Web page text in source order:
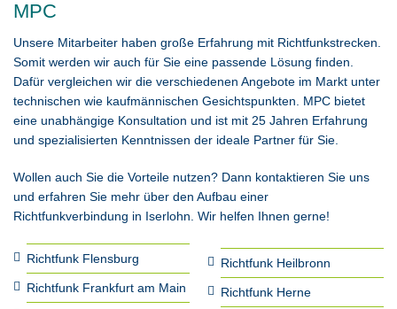
MPC
Unsere Mitarbeiter haben große Erfahrung mit Richtfunkstrecken.
Somit werden wir auch für Sie eine passende Lösung finden.
Dafür vergleichen wir die verschiedenen Angebote im Markt unter
technischen wie kaufmännischen Gesichtspunkten. MPC bietet
eine unabhängige Konsultation und ist mit 25 Jahren Erfahrung
und spezialisierten Kenntnissen der ideale Partner für Sie.
Wollen auch Sie die Vorteile nutzen? Dann kontaktieren Sie uns
und erfahren Sie mehr über den Aufbau einer
Richtfunkverbindung in Iserlohn. Wir helfen Ihnen gerne!
Richtfunk Flensburg
Richtfunk Frankfurt am Main
Richtfunk Heilbronn
Richtfunk Herne